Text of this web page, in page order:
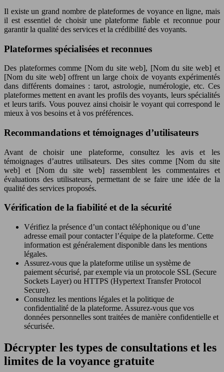
Il existe un grand nombre de plateformes de voyance en ligne, mais
il est essentiel de choisir une plateforme fiable et reconnue pour
garantir la qualité des services et la crédibilité des voyants.
Plateformes spécialisées et reconnues
Des plateformes comme [Nom du site web], [Nom du site web] et
[Nom du site web] offrent un large choix de voyants expérimentés
dans différents domaines : tarot, astrologie, numérologie, etc. Ces
plateformes mettent en avant les profils des voyants, leurs spécialités
et leurs tarifs. Vous pouvez ainsi choisir le voyant qui correspond le
mieux à vos besoins et à vos préférences.
Recommandations et témoignages d’utilisateurs
Avant de choisir une plateforme, consultez les avis et les
témoignages d’autres utilisateurs. Des sites comme [Nom du site
web] et [Nom du site web] rassemblent les commentaires et
évaluations des utilisateurs, permettant de se faire une idée de la
qualité des services proposés.
Vérification de la fiabilité et de la sécurité
Vérifiez la présence d’un contact téléphonique ou d’une
adresse email pour contacter l’équipe de la plateforme. Cette
information est généralement disponible dans les mentions
légales.
Assurez-vous que la plateforme utilise un système de
paiement sécurisé, par exemple via un protocole SSL (Secure
Sockets Layer) ou HTTPS (Hypertext Transfer Protocol
Secure).
Consultez les mentions légales et la politique de
confidentialité de la plateforme. Assurez-vous que vos
données personnelles sont traitées de manière confidentielle et
sécurisée.
Décrypter les types de consultations et les
limites de la voyance gratuite